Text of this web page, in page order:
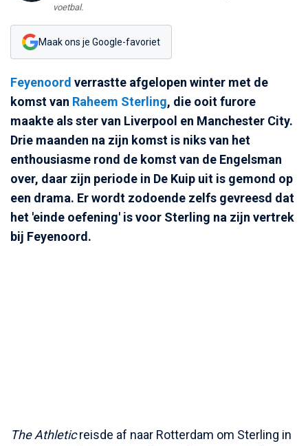
voetbal.
Maak ons je Google-favoriet
Feyenoord verrastte afgelopen winter met de
komst van Raheem Sterling, die ooit furore
maakte als ster van Liverpool en Manchester City.
Drie maanden na zijn komst is niks van het
enthousiasme rond de komst van de Engelsman
over, daar zijn periode in De Kuip uit is gemond op
een drama. Er wordt zodoende zelfs gevreesd dat
het 'einde oefening' is voor Sterling na zijn vertrek
bij Feyenoord.
The Athleticreisde af naar Rotterdam om Sterling in